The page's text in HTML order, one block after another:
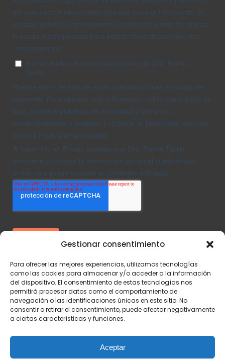
Gestionar consentimiento
Para ofrecer las mejores experiencias, utilizamos tecnologías
como las cookies para almacenar y/o acceder a la información
del dispositivo. El consentimiento de estas tecnologías nos
permitirá procesar datos como el comportamiento de
navegación o las identificaciones únicas en este sitio. No
consentir o retirar el consentimiento, puede afectar negativamente
a ciertas características y funciones.
Aceptar
Aviso legal-Política de Privacidad-Política de Cookies